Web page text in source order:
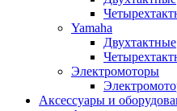
Yamaha
Двухтактные
Электромоторы
Аксессуары и